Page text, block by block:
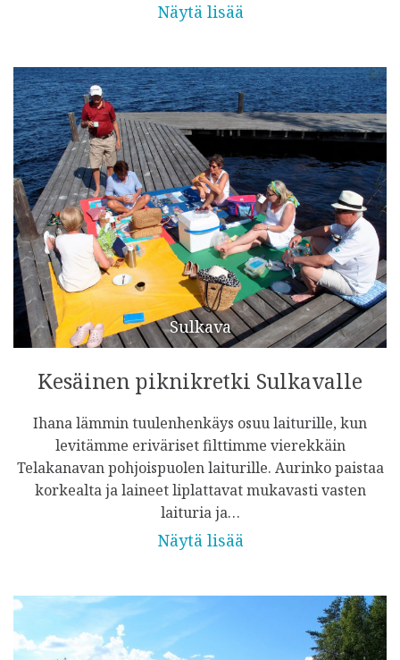
Näytä lisää
Sulkava
Kesäinen piknikretki Sulkavalle
Ihana lämmin tuulenhenkäys osuu laiturille, kun
levitämme eriväriset filttimme vierekkäin
Telakanavan pohjoispuolen laiturille. Aurinko paistaa
korkealta ja laineet liplattavat mukavasti vasten
laituria ja…
Näytä lisää